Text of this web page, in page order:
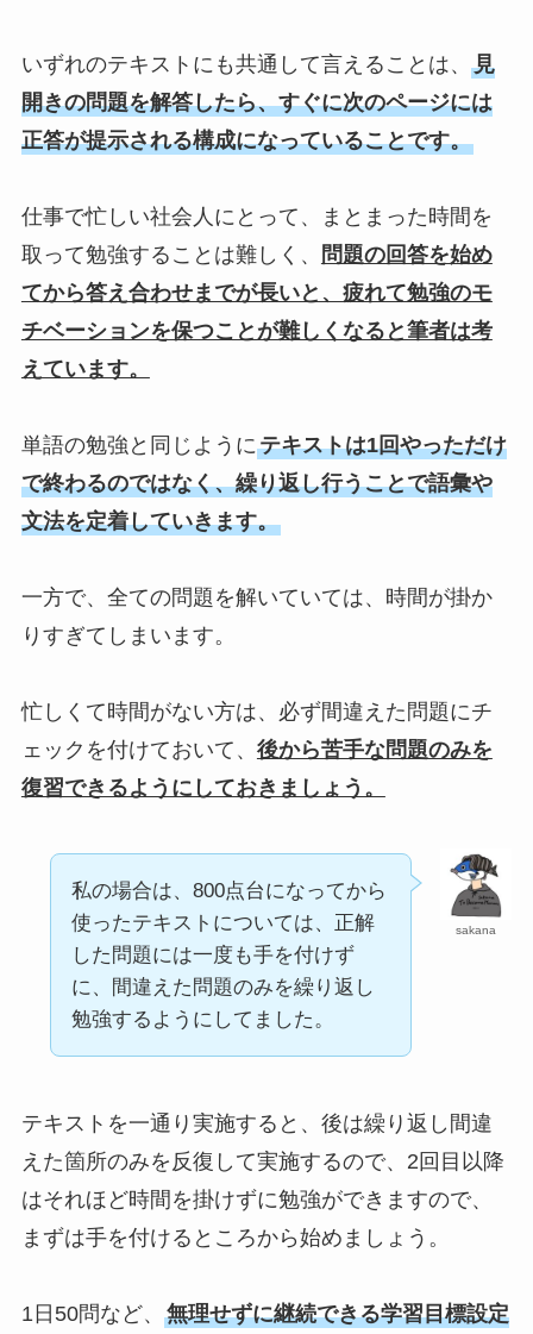
いずれのテキストにも共通して言えることは、 見
開きの問題を解答したら、すぐに次のページには
正答が提示される構成になっていることです。
仕事で忙しい社会人にとって、まとまった時間を
取って勉強することは難しく、
問題の回答を始め
てから答え合わせまでが長いと、疲れて勉強のモ
チベーションを保つことが難しくなると筆者は考
えています。
単語の勉強と同じようにテキストは1回やっただけ
で終わるのではなく、繰り返し行うことで語彙や
文法を定着していきます。
一方で、全ての問題を解いていては、時間が掛か
りすぎてしまいます。
忙しくて時間がない方は、必ず間違えた問題にチ
ェックを付けておいて、 後から苦手な問題のみを
復習できるようにしておきましょう。
sakana
私の場合は、800点台になってから
使ったテキストについては、正解
した問題には一度も手を付けず
に、間違えた問題のみを繰り返し
勉強するようにしてました。
テキストを一通り実施すると、後は繰り返し間違
えた箇所のみを反復して実施するので、2回目以降
はそれほど時間を掛けずに勉強ができますので、
まずは手を付けるところから始めましょう。
1日50問など、 無理せずに継続できる学習目標設定